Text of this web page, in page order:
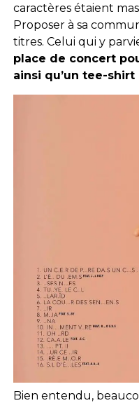
caractères étaient
Proposer à sa
titres. Celui qui y
place de concert
ainsi qu’un tee-
Bien entendu,